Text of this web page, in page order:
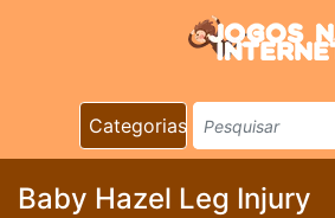
Categorias
Baby Hazel Leg Injury